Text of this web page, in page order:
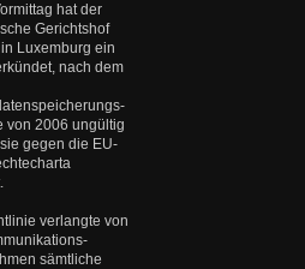
hat der
Gerichtshof
Luxemburg ein
nach dem
von 2006 ungültig
gegen die EU-
verlangte von
sämtliche